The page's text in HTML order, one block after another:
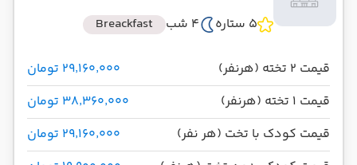
5 ستاره
4 شب Breackfast
قیمت 2 تخته (هرنفر)
۲۹٬۱۶۰٬۰۰۰ تومان
قیمت 1 تخته (هرنفر)
۳۸٬۳۶۰٬۰۰۰ تومان
قیمت کودک با تخت (هر نفر)
۲۹٬۱۶۰٬۰۰۰ تومان